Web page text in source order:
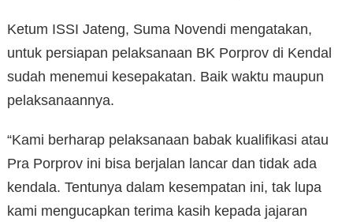
Ketum ISSI Jateng, Suma Novendi mengatakan,
untuk persiapan pelaksanaan BK Porprov di Kendal
sudah menemui kesepakatan. Baik waktu maupun
pelaksanaannya.
“Kami berharap pelaksanaan babak kualifikasi atau
Pra Porprov ini bisa berjalan lancar dan tidak ada
kendala. Tentunya dalam kesempatan ini, tak lupa
kami mengucapkan terima kasih kepada jajaran